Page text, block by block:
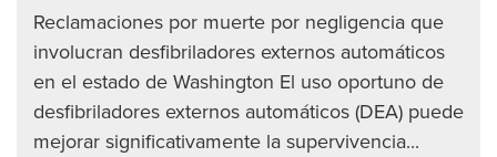
Reclamaciones por muerte por negligencia que
involucran desfibriladores externos automáticos
en el estado de Washington El uso oportuno de
desfibriladores externos automáticos (DEA) puede
mejorar significativamente la supervivencia...